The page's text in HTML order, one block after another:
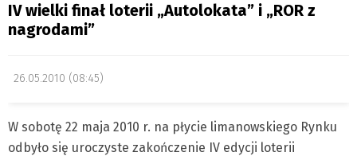
IV wielki finał loterii „Autolokata” i „ROR z
nagrodami”
26.05.2010 (08:45)
W sobotę 22 maja 2010 r. na płycie limanowskiego Rynku
odbyło się uroczyste zakończenie IV edycji loterii